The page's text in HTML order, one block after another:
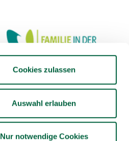
Cookies zulassen
Auswahl erlauben
Nur notwendige Cookies